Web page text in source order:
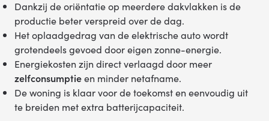
Dankzij de oriëntatie op meerdere dakvlakken is de
productie beter verspreid over de dag.
Het oplaadgedrag van de elektrische auto wordt
grotendeels gevoed door eigen zonne-energie.
Energiekosten zijn direct verlaagd door meer
zelfconsumptieen minder netafname.
De woning is klaar voor de toekomst en eenvoudig uit
te breiden met extra batterijcapaciteit.